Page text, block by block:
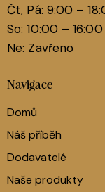
Čt, Pá: 9:00 –
So: 10:00 – 16:00
Ne: Zavřeno
Navigace
Domů
Náš příběh
Dodavatelé
Naše produkty